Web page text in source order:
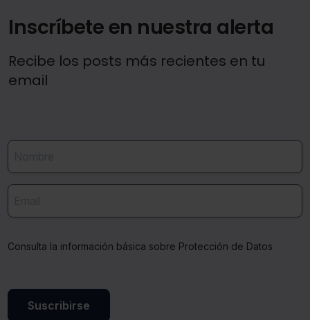
Inscríbete en nuestra alerta
Recibe los posts más recientes en tu
email
Consulta la información básica sobre Protección de Datos
Suscribirse